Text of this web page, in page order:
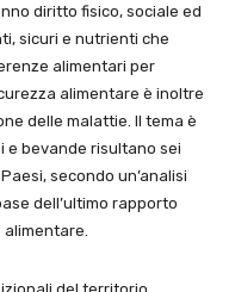
diritto fisico, sociale ed
sicuri e nutrienti che
alimentari per
alimentare è inoltre
delle malattie. Il tema è
e bevande risultano sei
secondo un’analisi
dell’ultimo rapporto
alimentare.